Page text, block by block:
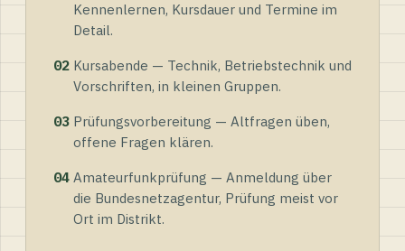
Kennenlernen, Kursdauer und Termine im
Detail.
02 Kursabende — Technik, Betriebstechnik und
Vorschriften, in kleinen Gruppen.
03 Prüfungsvorbereitung — Altfragen üben,
offene Fragen klären.
04 Amateurfunkprüfung — Anmeldung über
die Bundesnetzagentur, Prüfung meist vor
Ort im Distrikt.